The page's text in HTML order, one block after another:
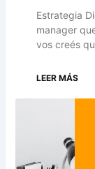
Estrategia
manager
vos creés
LEER MÁS